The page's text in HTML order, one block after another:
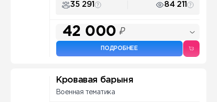
35 291 84 211
42 000 ₽
ПОДРОБНЕЕ
Кровавая барыня
Военная тематика